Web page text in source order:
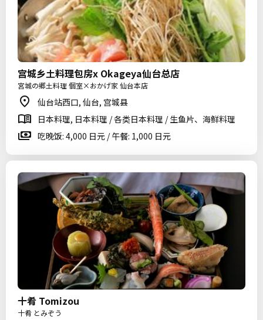
宫城乡土料理包房x Okageya仙台总店
宮城の郷土料理 個室×おかげ家 仙台本店
仙台站西口, 仙台, 宫城县
日本料理, 日本料理 / 各类日本料理 / 生鱼片、海鲜料理
吃晚饭: 4,000 日元 / 午餐: 1,000 日元
十肴 Tomizou
十肴 とみぞう